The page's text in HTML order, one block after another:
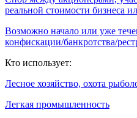
реальной стоимости бизнеса
Возможно начало или уже
конфискации/банкротства/
Кто использует:
Лесное хозяйство, охота
Легкая промышленность